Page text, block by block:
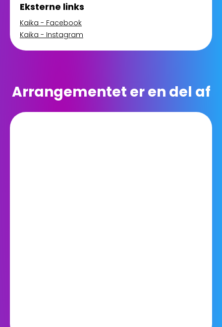
Eksterne links
Kaika - Facebook
Kaika - Instagram
Arrangementet er en del af